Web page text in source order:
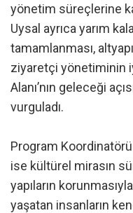
yönetim süreçlerine
Uysal ayrıca yarım
tamamlanması,
ziyaretçi yönetiminin
Alanı’nın geleceği
vurguladı.
Program
ise kültürel mirasın
yapıların
yaşatan insanların